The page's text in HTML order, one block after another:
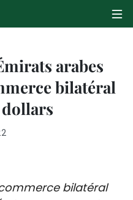
arabes
bilatéral
bilatéral